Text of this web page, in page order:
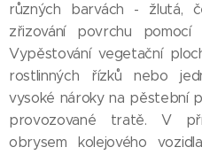
různých barvách - žlutá,
zřizování povrchu pomocí
Vypěstování vegetační
rostlinných řízků nebo
vysoké nároky na pěstební
provozované tratě. V
obrysem kolejového